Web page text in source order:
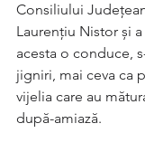
Consiliului
Laurențiu Nistor și
acesta o conduce,
jigniri, mai ceva ca
vijelia care au
după-amiază.